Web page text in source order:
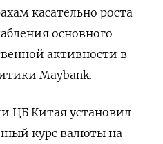
касательно роста
основного
активности в
Maybank.
ЦБ Китая установил
курс валюты на